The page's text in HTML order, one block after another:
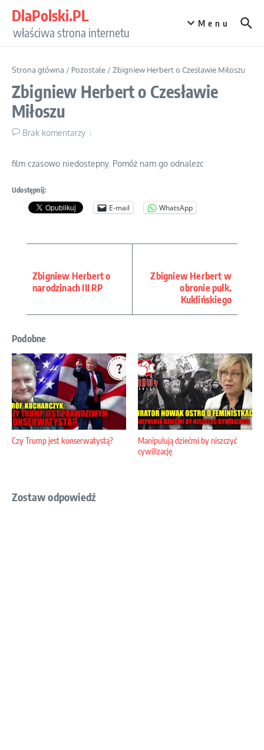
DlaPolski.PL
właściwa strona internetu
Menu
Strona główna / Pozostałe /Zbigniew Herbert o Czesławie Miłoszu
Zbigniew Herbert o Czesławie
Miłoszu
Brak komentarzy
film czasowo niedostepny. Pomóż nam go odnalezc
Udostępnij:
E-mail WhatsApp
Zbigniew Herbert o
narodzinach III RP
Zbigniew Herbert w
obronie pułk.
Kuklińskiego
Podobne
Czy Trump jest konserwatystą?
Manipulują dziećmi by niszczyć
cywilizację
Zostaw odpowiedź